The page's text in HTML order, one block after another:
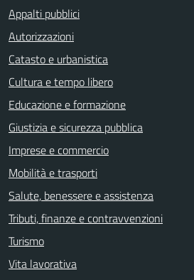
Appalti pubblici
Autorizzazioni
Catasto e urbanistica
Cultura e tempo libero
Educazione e formazione
Giustizia e sicurezza pubblica
Imprese e commercio
Mobilità e trasporti
Salute, benessere e assistenza
Tributi, finanze e contravvenzioni
Turismo
Vita lavorativa